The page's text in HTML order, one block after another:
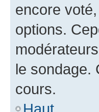
encore
options.
le sondage.
cours.
Haut